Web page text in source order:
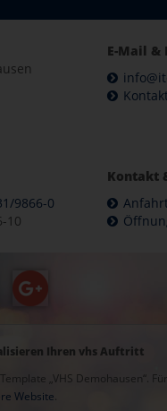
E-Mail
9866-0
10
Kontakt
Ihren vhs Auftritt
„VHS Demohausen“.
Website.